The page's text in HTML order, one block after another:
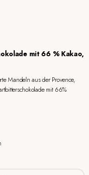
mit 66 % Kakao,
Mandeln aus der Provence,
mit 66%